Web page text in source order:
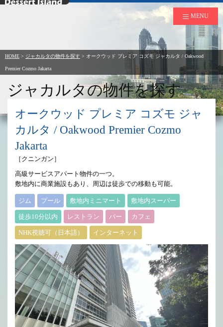
デザートアイランド
MENU
HOME > ジャカルタの物件を探す > オークウッド プレミア コズモ ジャカルタ / Oakwood
Premier Cozmo Jakarta
ジャカルタの物件を探す
オークウッド プレミア コズモ ジャ
カルタ / Oakwood Premier Cozmo
Jakarta
［クニンガン］
高級サービスアパート物件の一つ。
敷地内に商業施設もあり、周辺は徒歩での移動も可能。
ジム プール 敷地内ミニマート 敷地内スーパー
徒歩10分以内 レストラン バー カフェ
NHK視聴可（日本語） インターネット